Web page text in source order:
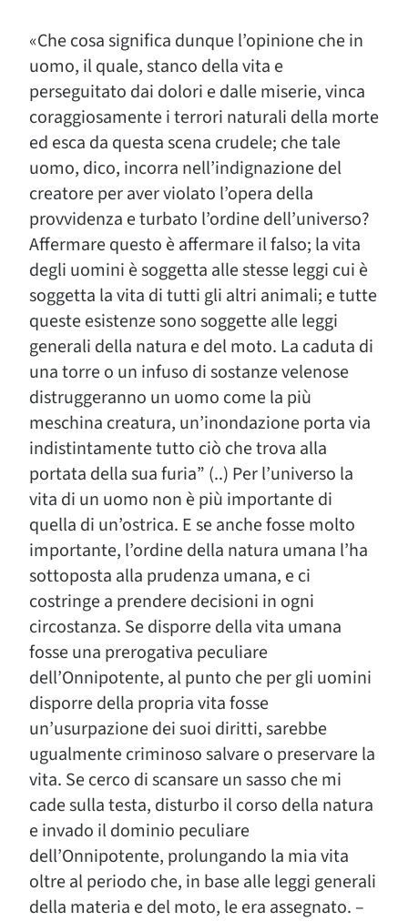
«Che cosa significa dunque l’opinione che in
uomo, il quale, stanco della vita e
perseguitato dai dolori e dalle miserie, vinca
coraggiosamente i terrori naturali della morte
ed esca da questa scena crudele; che tale
uomo, dico, incorra nell’indignazione del
creatore per aver violato l’opera della
provvidenza e turbato l’ordine dell’universo?
Affermare questo è affermare il falso; la vita
degli uomini è soggetta alle stesse leggi cui è
soggetta la vita di tutti gli altri animali; e tutte
queste esistenze sono soggette alle leggi
generali della natura e del moto. La caduta di
una torre o un infuso di sostanze velenose
distruggeranno un uomo come la più
meschina creatura, un’inondazione porta via
indistintamente tutto ciò che trova alla
portata della sua furia” (..) Per l’universo la
vita di un uomo non è più importante di
quella di un’ostrica. E se anche fosse molto
importante, l’ordine della natura umana l’ha
sottoposta alla prudenza umana, e ci
costringe a prendere decisioni in ogni
circostanza. Se disporre della vita umana
fosse una prerogativa peculiare
dell’Onnipotente, al punto che per gli uomini
disporre della propria vita fosse
un’usurpazione dei suoi diritti, sarebbe
ugualmente criminoso salvare o preservare la
vita. Se cerco di scansare un sasso che mi
cade sulla testa, disturbo il corso della natura
e invado il dominio peculiare
dell’Onnipotente, prolungando la mia vita
oltre al periodo che, in base alle leggi generali
della materia e del moto, le era assegnato. –